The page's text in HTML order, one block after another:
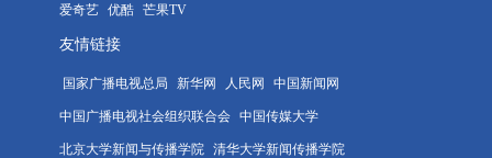
爱奇艺 优酷 芒果TV
友情链接
国家广播电视总局 新华网 人民网 中国新闻网
中国广播电视社会组织联合会 中国传媒大学
北京大学新闻与传播学院 清华大学新闻传播学院